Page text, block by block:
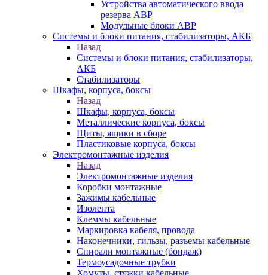
Устройства автоматического ввода
резерва АВР
Модульные блоки АВР
Системы и блоки питания, стабилизаторы, АКБ
Назад
Системы и блоки питания, стабилизаторы,
АКБ
Стабилизаторы
Шкафы, корпуса, боксы
Назад
Шкафы, корпуса, боксы
Металлические корпуса, боксы
Щиты, ящики в сборе
Пластиковые корпуса, боксы
Электромонтажные изделия
Назад
Электромонтажные изделия
Коробки монтажные
Зажимы кабельные
Изолента
Клеммы кабельные
Маркировка кабеля, провода
Наконечники, гильзы, разъемы кабельные
Спирали монтажные (бондаж)
Термоусадочные трубки
Хомуты, стяжки кабельные